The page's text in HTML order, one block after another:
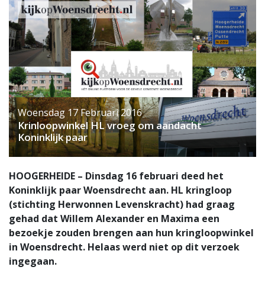
Woensdag 17 Februari 2016
Krinloopwinkel HL vroeg om aandacht
Koninklijk paar
HOOGERHEIDE – Dinsdag 16 februari deed het
Koninklijk paar Woensdrecht aan. HL kringloop
(stichting Herwonnen Levenskracht) had graag
gehad dat Willem Alexander en Maxima een
bezoekje zouden brengen aan hun kringloopwinkel
in Woensdrecht. Helaas werd niet op dit verzoek
ingegaan.